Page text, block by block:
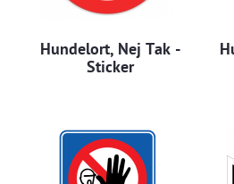
Hundelort, Nej Tak -
Sticker